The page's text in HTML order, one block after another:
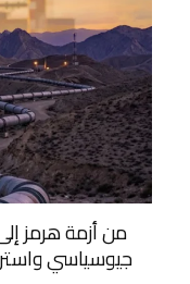
من أزمة هرمز
جيوسياسي